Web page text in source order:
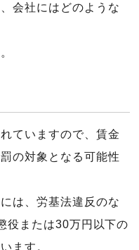
会社にはどのような
ていますので、賃金
の対象となる可能性
は、労基法違反のな
役または30万円以下の
ます。